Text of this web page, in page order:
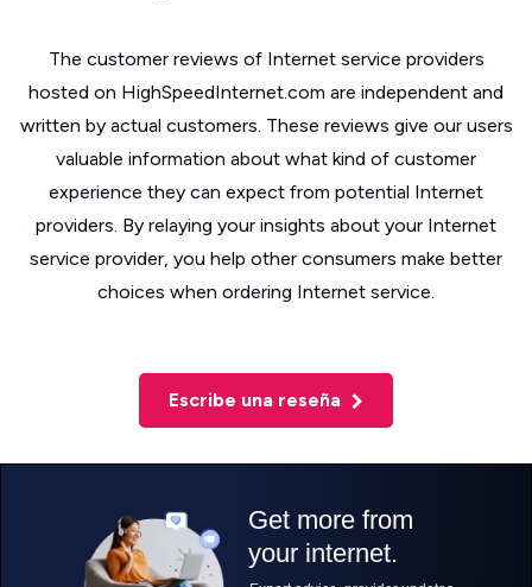
The customer reviews of Internet service providers
hosted on HighSpeedInternet.com are independent and
written by actual customers. These reviews give our users
valuable information about what kind of customer
experience they can expect from potential Internet
providers. By relaying your insights about your Internet
service provider, you help other consumers make better
choices when ordering Internet service.
Escribe una reseña